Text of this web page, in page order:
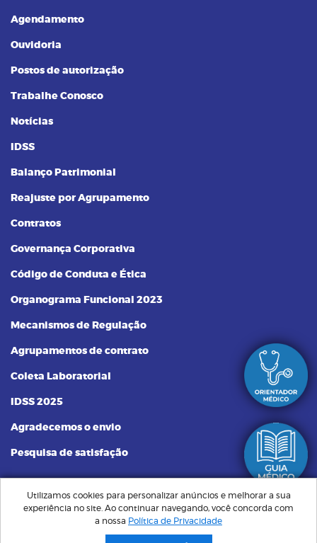
Agendamento
Ouvidoria
Postos de autorização
Trabalhe Conosco
Notícias
IDSS
Balanço Patrimonial
Reajuste por Agrupamento
Contratos
Governança Corporativa
Código de Conduta e Ética
Organograma Funcional 2023
Mecanismos de Regulação
Agrupamentos de contrato
Coleta Laboratorial
IDSS 2025
Agradecemos o envio
Pesquisa de satisfação
Plano Santa Saúde | Sempre Perto, Cuidando de Você © Todos os
direitos reservados. Implementação de conteúdo e material fornecidos
Utilizamos cookies para personalizar anúncios e melhorar a sua
experiência no site. Ao continuar navegando, você concorda com
a nossa Política de Privacidade